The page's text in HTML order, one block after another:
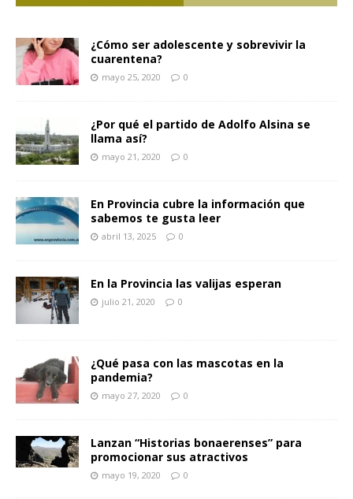
¿Cómo ser adolescente y sobrevivir la
cuarentena?
mayo 25, 2020 0
¿Por qué el partido de Adolfo Alsina se
llama así?
mayo 21, 2020 0
En Provincia cubre la información que
sabemos te gusta leer
abril 13, 2025 0
En la Provincia las valijas esperan
julio 21, 2020 0
¿Qué pasa con las mascotas en la
pandemia?
mayo 27, 2020 0
Lanzan “Historias bonaerenses” para
promocionar sus atractivos
mayo 19, 2020 0